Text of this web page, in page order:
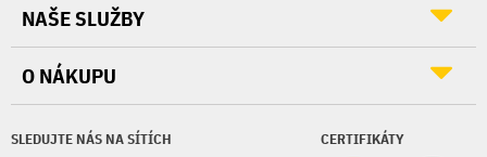
SLEDUJTE NÁS NA SÍTÍCH CERTIFIKÁTY
NAŠE SLUŽBY
O NÁKUPU